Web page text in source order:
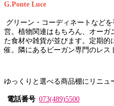
G.Ponte Luce
グリーン・コーディネートなど
営。植物関連はもちろん、オーガ
た食材や雑貨が並びます。定期的
催。隣にあるビーガン専門のレス
ゆっくりと選べる商品棚にリニュ
電話番号 073(489)5500